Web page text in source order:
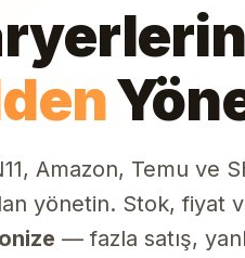
Amazon, Temu ve
yönetin. Stok, fiyat
— fazla satış,